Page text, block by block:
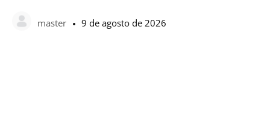
master 9 de agosto de 2026